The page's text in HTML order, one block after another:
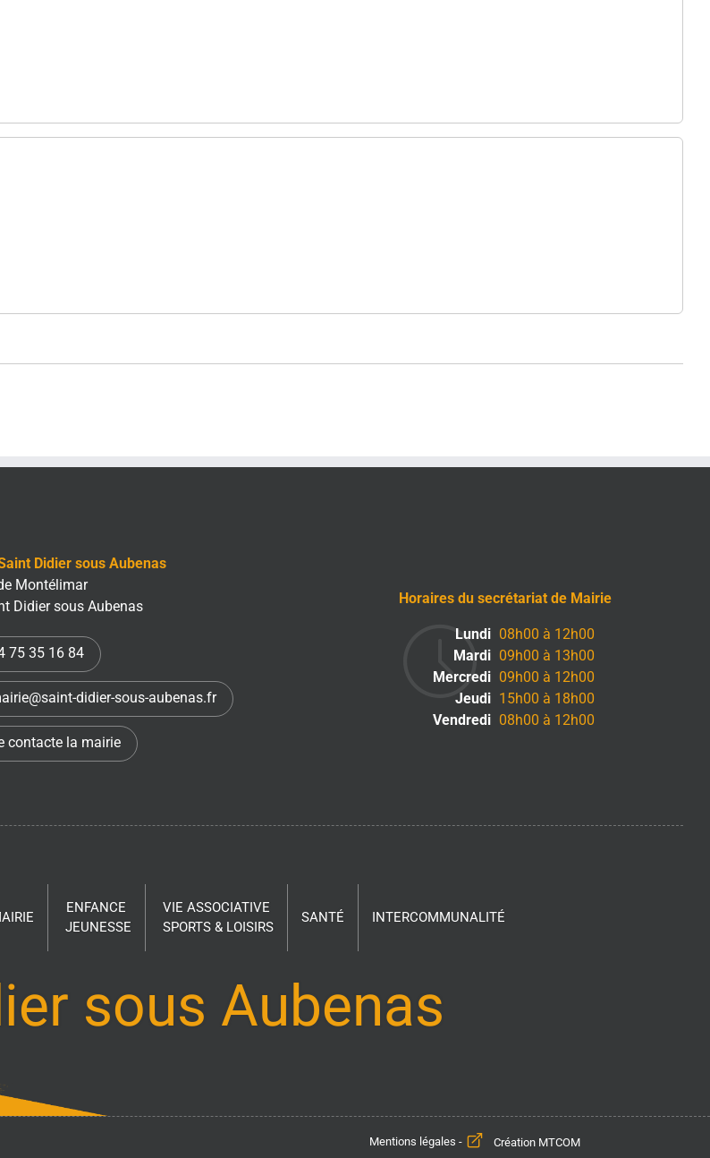
Didier sous Aubenas
Montélimar
Didier sous Aubenas
75 35 16 84
didier-sous-aubenas.fr
contacte la mairie
Horaires du secrétariat de Mairie
Lundi 08h00 à 12h00
Mardi 09h00 à 13h00
Mercredi 09h00 à 12h00
Jeudi 15h00 à 18h00
Vendredi 08h00 à 12h00
ENFANCE
JEUNESSE
VIE ASSOCIATIVE
SPORTS & LOISIRS
SANTÉ INTERCOMMUNALITÉ
sous Aubenas
Mentions légales - Création MTCOM